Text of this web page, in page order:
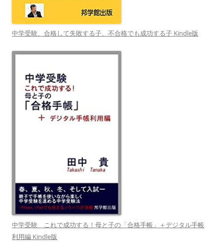
中学受験、合格して失敗する子、不合格でも成功する子 Kindle版
中学受験 これで成功する！母と子の「合格手帳」＋デジタル手帳
利用編 Kindle版